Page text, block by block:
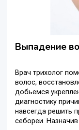
Выпадение
Врач трихолог
волос,
добьемся
диагностику
навсегда решить
себореи.